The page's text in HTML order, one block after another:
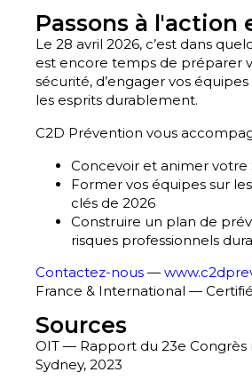
Passons à l'action
Le 28 avril 2026, c’est dans
est encore temps de préparer
sécurité, d’engager vos
les esprits durablement.
C2D Prévention vous
Concevoir et animer votre
Former vos équipes sur
clés de 2026
Construire un plan de
risques professionnels
Contactez-nous —
France & International —
Sources
OIT — Rapport du 23e Congrès
Sydney, 2023